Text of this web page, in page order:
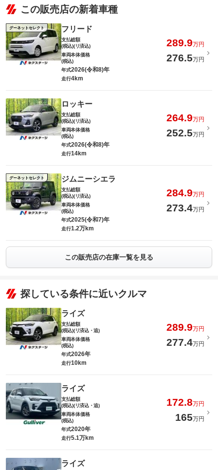
この販売店の新着車種
グーネットセレクト フリード
支払総額
(税込)(リ済込)
289.9万円
車両本体価格
(税込)
276.5万円
年式2026(令和8)年
走行4km
ロッキー
支払総額
(税込)(リ済込)
264.9万円
車両本体価格
(税込)
252.5万円
年式2026(令和8)年
走行14km
グーネットセレクト ジムニーシエラ
支払総額
(税込)(リ済込)
284.9万円
車両本体価格
(税込)
273.4万円
年式2025(令和7)年
走行1.2万km
この販売店の在庫一覧を見る
探している条件に近いクルマ
ライズ
支払総額
(税込)(リ済込・追)
289.9万円
車両本体価格
(税込)
277.4万円
年式2026年
走行10km
ライズ
支払総額
(税込)(リ済込・追)
172.8万円
車両本体価格
(税込)
165万円
年式2020年
走行5.1万km
ライズ